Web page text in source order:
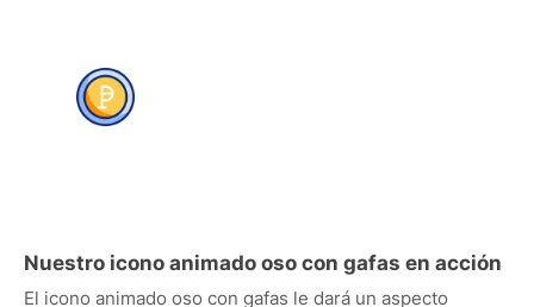
Nuestro icono animado oso con gafas en acción
El icono animado oso con gafas le dará un aspecto